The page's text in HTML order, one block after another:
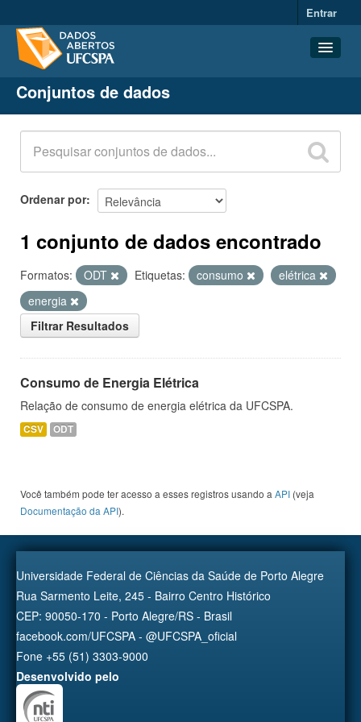
Entrar
Conjuntos de dados
Organizações
Grupos
Sobre
Conjuntos de dados
Ordenar por
1 conjunto de dados encontrado
Formatos: ODT Etiquetas: consumo
elétrica
energia
Filtrar Resultados
Consumo de Energia Elétrica
Relação de consumo de energia elétrica da UFCSPA.
CSV ODT
Você também pode ter acesso a esses registros usando a API (veja
Documentação da API).
Universidade Federal de Ciências da Saúde de Porto Alegre
Rua Sarmento Leite, 245 - Bairro Centro Histórico
CEP: 90050-170 - Porto Alegre/RS - Brasil
facebook.com/UFCSPA - @UFCSPA_oficial
Fone +55 (51) 3303-9000
Desenvolvido pelo